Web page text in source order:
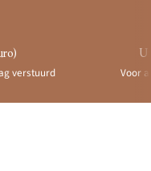
verstuurd Voor